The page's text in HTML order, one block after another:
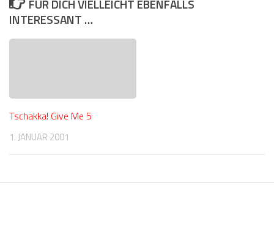
FÜR DICH VIELLEICHT EBENFALLS
INTERESSANT …
Tschakka! Give Me 5
1. JANUAR 2001